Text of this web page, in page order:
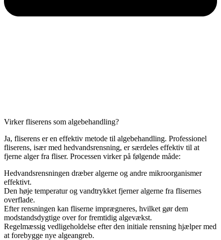
Virker fliserens som algebehandling?
Ja, fliserens er en effektiv metode til algebehandling. Professionel
fliserens, især med hedvandsrensning, er særdeles effektiv til at
fjerne alger fra fliser. Processen virker på følgende måde:
Hedvandsrensningen dræber algerne og andre mikroorganismer
effektivt.
Den høje temperatur og vandtrykket fjerner algerne fra flisernes
overflade.
Efter rensningen kan fliserne imprægneres, hvilket gør dem
modstandsdygtige over for fremtidig algevækst.
Regelmæssig vedligeholdelse efter den initiale rensning hjælper med
at forebygge nye algeangreb.